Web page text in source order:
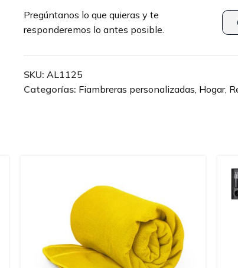
Pregúntanos lo que quieras y te
responderemos lo antes posible.
SKU: AL1125
Categorías: Fiambreras personalizadas, Hogar,